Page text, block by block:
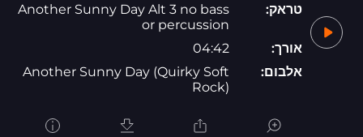
טראק:
Another Sunny Day Alt 3 no bass
or percussion
אורך:
04:42
אלבום:
Another Sunny Day (Quirky Soft
Rock)